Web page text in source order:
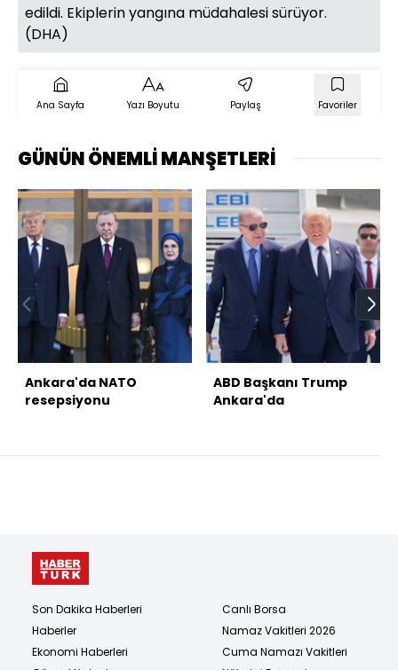
edildi. Ekiplerin yangına müdahalesi sürüyor.
(DHA)
Ana Sayfa Yazı Boyutu Paylaş Favoriler
GÜNÜN ÖNEMLİ MANŞETLERİ
Ankara'da NATO
resepsiyonu
ABD Başkanı Trump
Ankara'da
Son Dakika Haberleri
Haberler
Ekonomi Haberleri
Canlı Borsa
Namaz Vakitleri 2026
Cuma Namazı Vakitleri